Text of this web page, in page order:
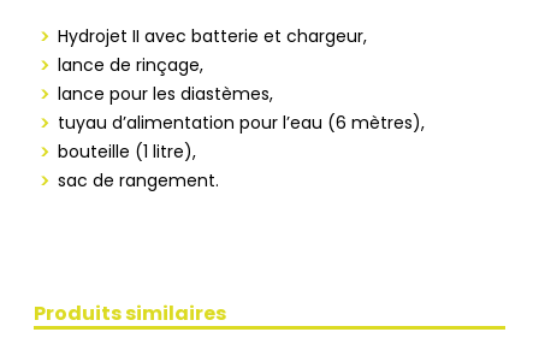
Hydrojet II avec batterie et chargeur,
lance de rinçage,
lance pour les diastèmes,
tuyau d’alimentation pour l’eau (6 mètres),
bouteille (1 litre),
sac de rangement.
Produits similaires